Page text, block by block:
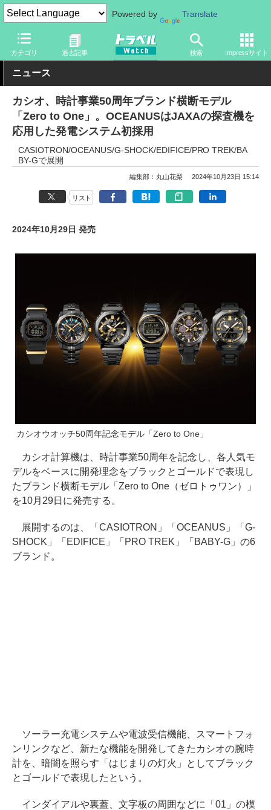
Powered by Translate
カテゴリ 過去記事 検索 Impressサイト
トラベル Watch 旅のアイテム 旅行グッズ 時計
ニュース
カシオ、時計事業50周年ブランド横断モデル
「Zero to One」。OCEANUSはJAXAの探査機を
応用した発電システム初採用
CASIOTRON/OCEANUS/G-SHOCK/EDIFICE/PRO TREK/BA
BY-Gで展開
編集部：丸山花梨 2024年10月23日 15:14
リスト
2024年10月29日 発売
カシオウオッチ50周年記念モデル「Zero to One」
カシオ計算機は、時計事業50周年を記念し、各人気モ
デルをベースに開発理念をブラックとゴールドで表現し
たブランド横断モデル「Zero to One（ゼロトゥワン）」
を10月29日に発売する。
展開するのは、「CASIOTRON」「OCEANUS」「G-
SHOCK」「EDIFICE」「PRO TREK」「BABY-G」の6
ブランド。
ソーラー充電システムや電波受信機能、スマートフォ
ンリンクなど、新たな機能を開発してきたカシオの腕時
計を、暗闇を照らす「はじまりの灯火」としてブラック
とゴールドで表現したという。
インダイアルや裏蓋、文字板の周囲などに「01」の模